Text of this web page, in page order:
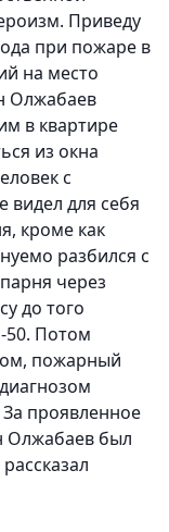
Приведу
при пожаре в
на место
Олжабаев
в квартире
из окна
с
для себя
кроме как
разбился с
через
до того
50. Потом
пожарный
проявленное
Олжабаев был